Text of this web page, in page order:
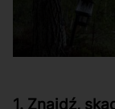
1. Znajdź,